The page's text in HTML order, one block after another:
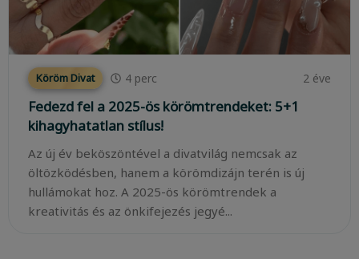
Köröm Divat 4 perc 2 éve
Fedezd fel a 2025-ös körömtrendeket: 5+1
kihagyhatatlan stílus!
Az új év beköszöntével a divatvilág nemcsak az
öltözködésben, hanem a körömdizájn terén is új
hullámokat hoz. A 2025-ös körömtrendek a
kreativitás és az önkifejezés jegyé...